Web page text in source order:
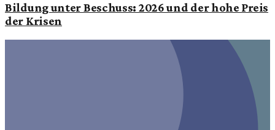
Bildung unter Beschuss: 2026 und der hohe Preis
der Krisen